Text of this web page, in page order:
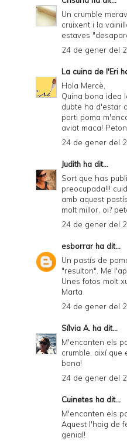
Un crumble
cruixent i la
estaves
24 de gener del
La cuina de l'Eri
Hola Mercè,
Quina bona idea
dubte ha d'estar
porti poma
aviat maca!
24 de gener del
Judith ha dit...
Sort que has
preocupada!!!
amb aquest
molt millor, oi?
24 de gener del
esborrar ha dit...
Un pastís de
"resulton". Me
Unes fotos molt
Marta
24 de gener del
Sílvia A. ha dit...
M'encanten els
crumble, així que
bona!
24 de gener del
Cuinetes ha dit...
M'encanten els
Aquest l'haig de
genial!